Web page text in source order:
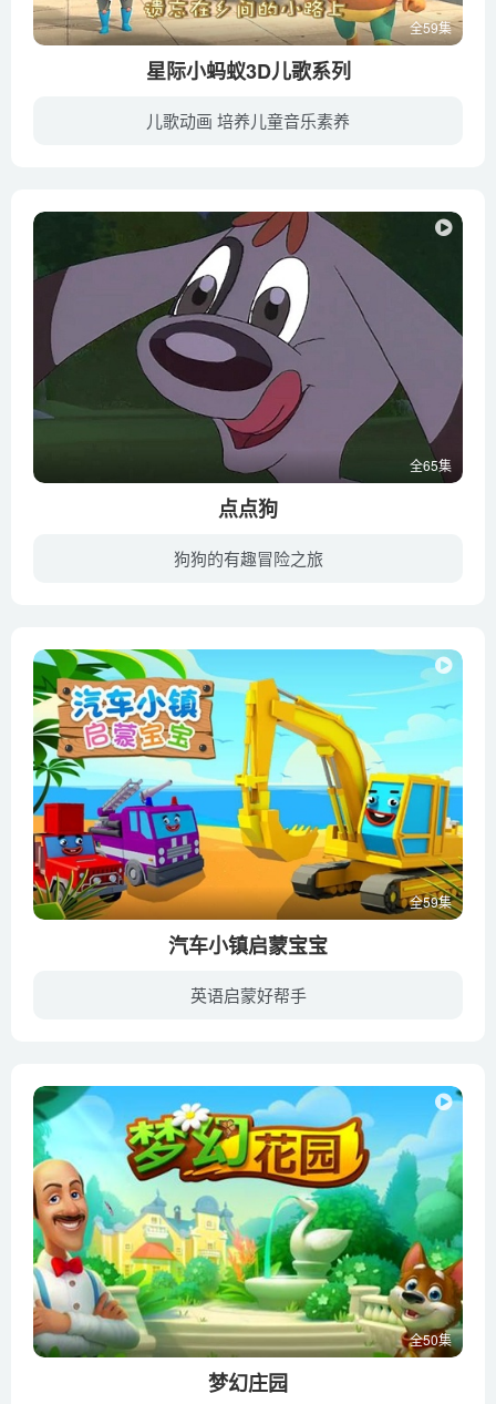
全59集
星际小蚂蚁3D儿歌系列
儿歌动画 培养儿童音乐素养
全65集
点点狗
狗狗的有趣冒险之旅
全59集
汽车小镇启蒙宝宝
英语启蒙好帮手
全50集
梦幻庄园